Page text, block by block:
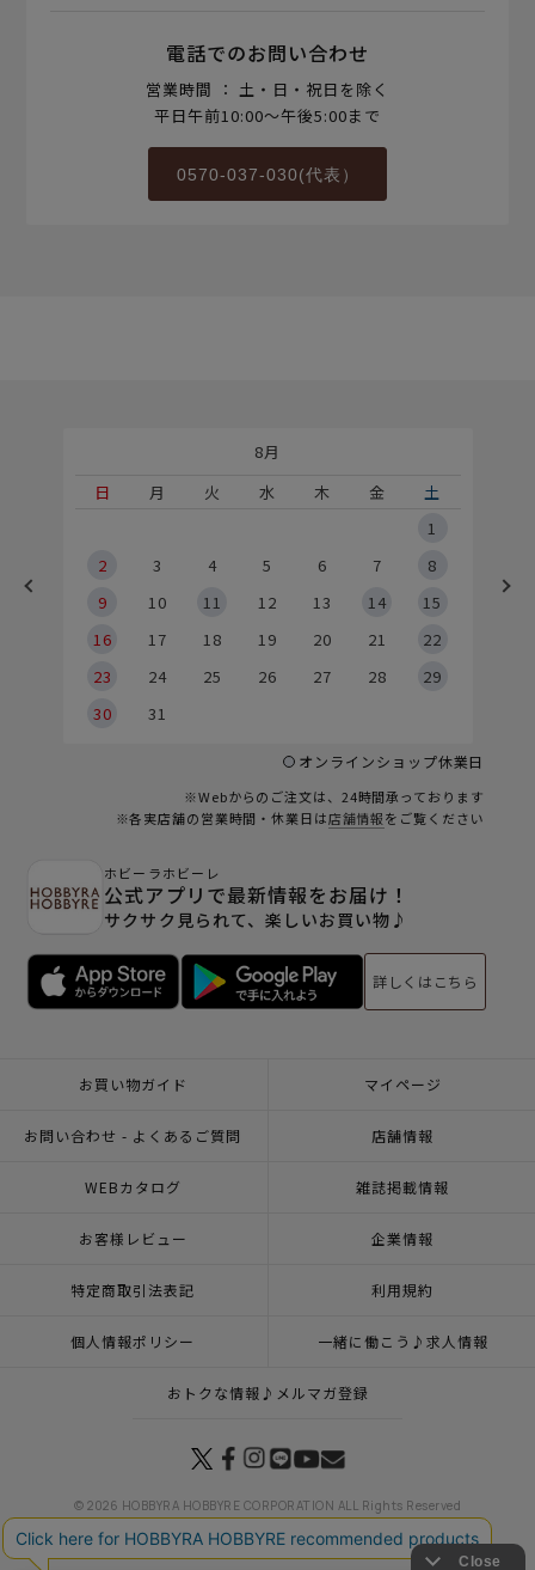
電話でのお問い合わせ
営業時間 ： 土・日・祝日を除く
平日午前10:00～午後5:00まで
0570-037-030(代表）
8月
日
月 火 水 木 金
土
1
2
3 4 5 6 7
8
9
10 11 12 13 14
15
16
17 18 19 20 21
22
23
24 25 26 27 28
29
30
31
オンラインショップ休業日
※Webからのご注文は、24時間承っております
※各実店舗の営業時間・休業日は店舗情報をご覧ください
ホビーラホビーレ
公式アプリで最新情報をお届け！
サクサク見られて、楽しいお買い物♪
詳しくはこちら
お買い物ガイド マイページ
お問い合わせ - よくあるご質問 店舗情報
WEBカタログ 雑誌掲載情報
お客様レビュー 企業情報
特定商取引法表記 利用規約
個人情報ポリシー 一緒に働こう♪求人情報
おトクな情報♪メルマガ登録
© 2026 HOBBYRA HOBBYRE CORPORATION ALL Rights Reserved